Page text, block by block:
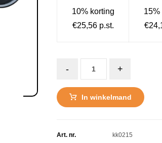
10% korting
€25,56 p.st.
15%
- +
In winkelmand
Art. nr.
kk0215